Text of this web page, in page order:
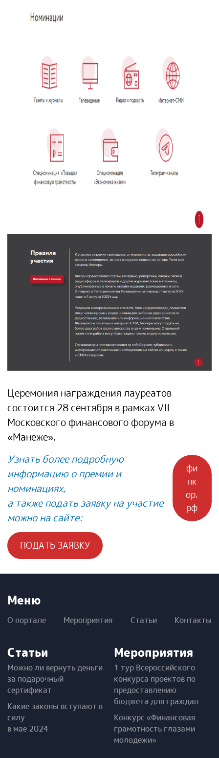
Церемония награждения лауреатов
состоится 28 сентября в рамках VII
Московского финансового форума в
«Манеже».
Узнать более подробную
информацию о премии и
номинациях,
а также подать заявку на участие
можно на сайте:
фи
нк
ор.
рф
ПОДАТЬ ЗАЯВКУ
Меню
О портале Мероприятия Статьи Контакты
Статьи
Можно ли вернуть деньги
за подарочный
сертификат
Какие законы вступают в
силу
в мае 2024
Мероприятия
1 тур Всероссийского
конкурса проектов по
предоставлению
бюджета для граждан
Конкурс «Финансовая
грамотность глазами
молодежи»